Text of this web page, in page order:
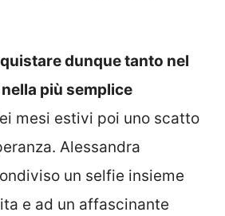
dunque tanto nel
più semplice
mesi estivi poi uno scatto
Alessandra
un selfie insieme
e ad un affascinante